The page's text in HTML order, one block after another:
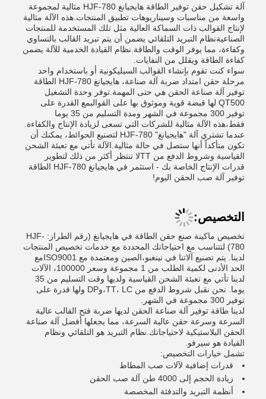
آلة تشكيل حقن توفير الطاقة هايجيانغ HJF-780 مثالية لمجموعة
واسعة من مناسبات وسيناريوهات تطبيق المنتجات.هذه الآلة مثالية
لإنتاج القوالب ذات السماكة العالية مثل تلك المستخدمة للمنتجات
الصناعيةنظام التبريد التلقائي يضمن أن يتم تبريد القالب بالتساوي
وكفاءة، مما يوفر الوقت والطاقة.نظام القيادة الخدمية للآلة يضمن
كفاءة الطاقة ويقلل من النفايات.
سواء كنت تقوم بإنشاء القوالب السيليكونية أو باستخدام واحد
مرحلة حقن امتداد ضربة آلة صناعة، هايجيانغ HJF-780 الطاقة
توفير آلة صناعة الحقن هي حتى المهمة.توفر وحدة التشغيل
QT500 لها قبضة قوية وموثوق بها على القوالبمع القدرة على
توفير 300 مجموعة في الشهر ومدة التسليم من 35 يوما
فقط،هذه الآلة مثالية للشركات التي تسعى لزيادة الإنتاج والكفاءة.
عندما تشتري آلة "هايجيانغ" HJF-780 لتصنيع الحوائط، يمكنك أن
تكون متأكداً أنها ستصل في حالة مثالية.الآلة تأتي مع تعبئة الشحن
القياسية وشروط الدفع من TTلا تنتظر أكثر من ذلك لتطوير
قدرات الإنتاج الخاصة بك - استثمر في هايجيانغ HJF-780 الطاقة
توفير آلة صب الحقن اليوم!
التخصيص:
تخصيص ماكينة صنع حقن الطاقة في هايجيانغ (رقم الطراز: HJF-
780) لتتناسب مع احتياجاتك المحددة مع خدمات تخصيص المنتجات
لدينا. يتم تصنيع آلاتنا في نينغبو،الصين ومعتمدة مع ISO9001مع
الحد الأدنى لكمية الطلب من 1 مجموعة وسعر 100000، الآلات
لدينا تأتي مع تعبئة الشحن القياسية ولديها وقت التسليم من 35
يوما. نحن نقبل شروط الدفع من TT، LC،وDP ولها قدرة على
توفير 300 مجموعة في الشهر.
لدينا طاقة توفير آلة صناعة الحقن لديها ضربة فتح القالب عالية
السرعة وسرعة حقن عالية السرعة، مما يجعلها أفضل آلة صناعة
الحقن البلاستيكية لاحتياجاتك.نظام التبريد هو التلقائي ونظام
القيادة هو سيرفو.
تشمل خيارات التخصيص:
قدرات إضافية لآلات صب المطاط
زيادة الحجم إلى 4000 طن آلة صب الحقن
أنظمة التبريد والتدفئة المخصصة